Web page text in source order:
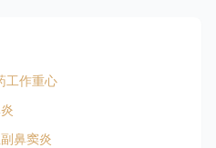
工作重心
鼻窦炎